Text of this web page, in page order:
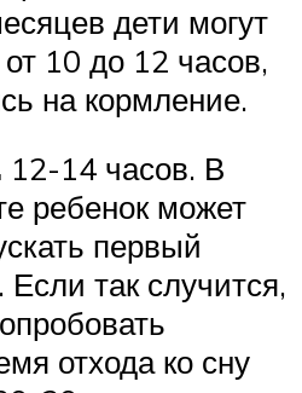
дети могут
10 до 12 часов,
на кормление.
12-14 часов. В
ребенок может
первый
так случится,
отхода ко сну